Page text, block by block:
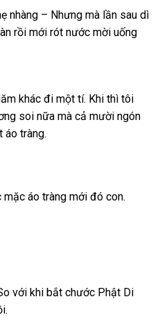
nhàng – Nhưng mà lần sau dì
rồi mới rót nước mời uống
khác đi một tí. Khi thì tôi
soi nữa mà cả mười ngón
áo tràng.
áo tràng mới đó con.
với khi bắt chước Phật Di